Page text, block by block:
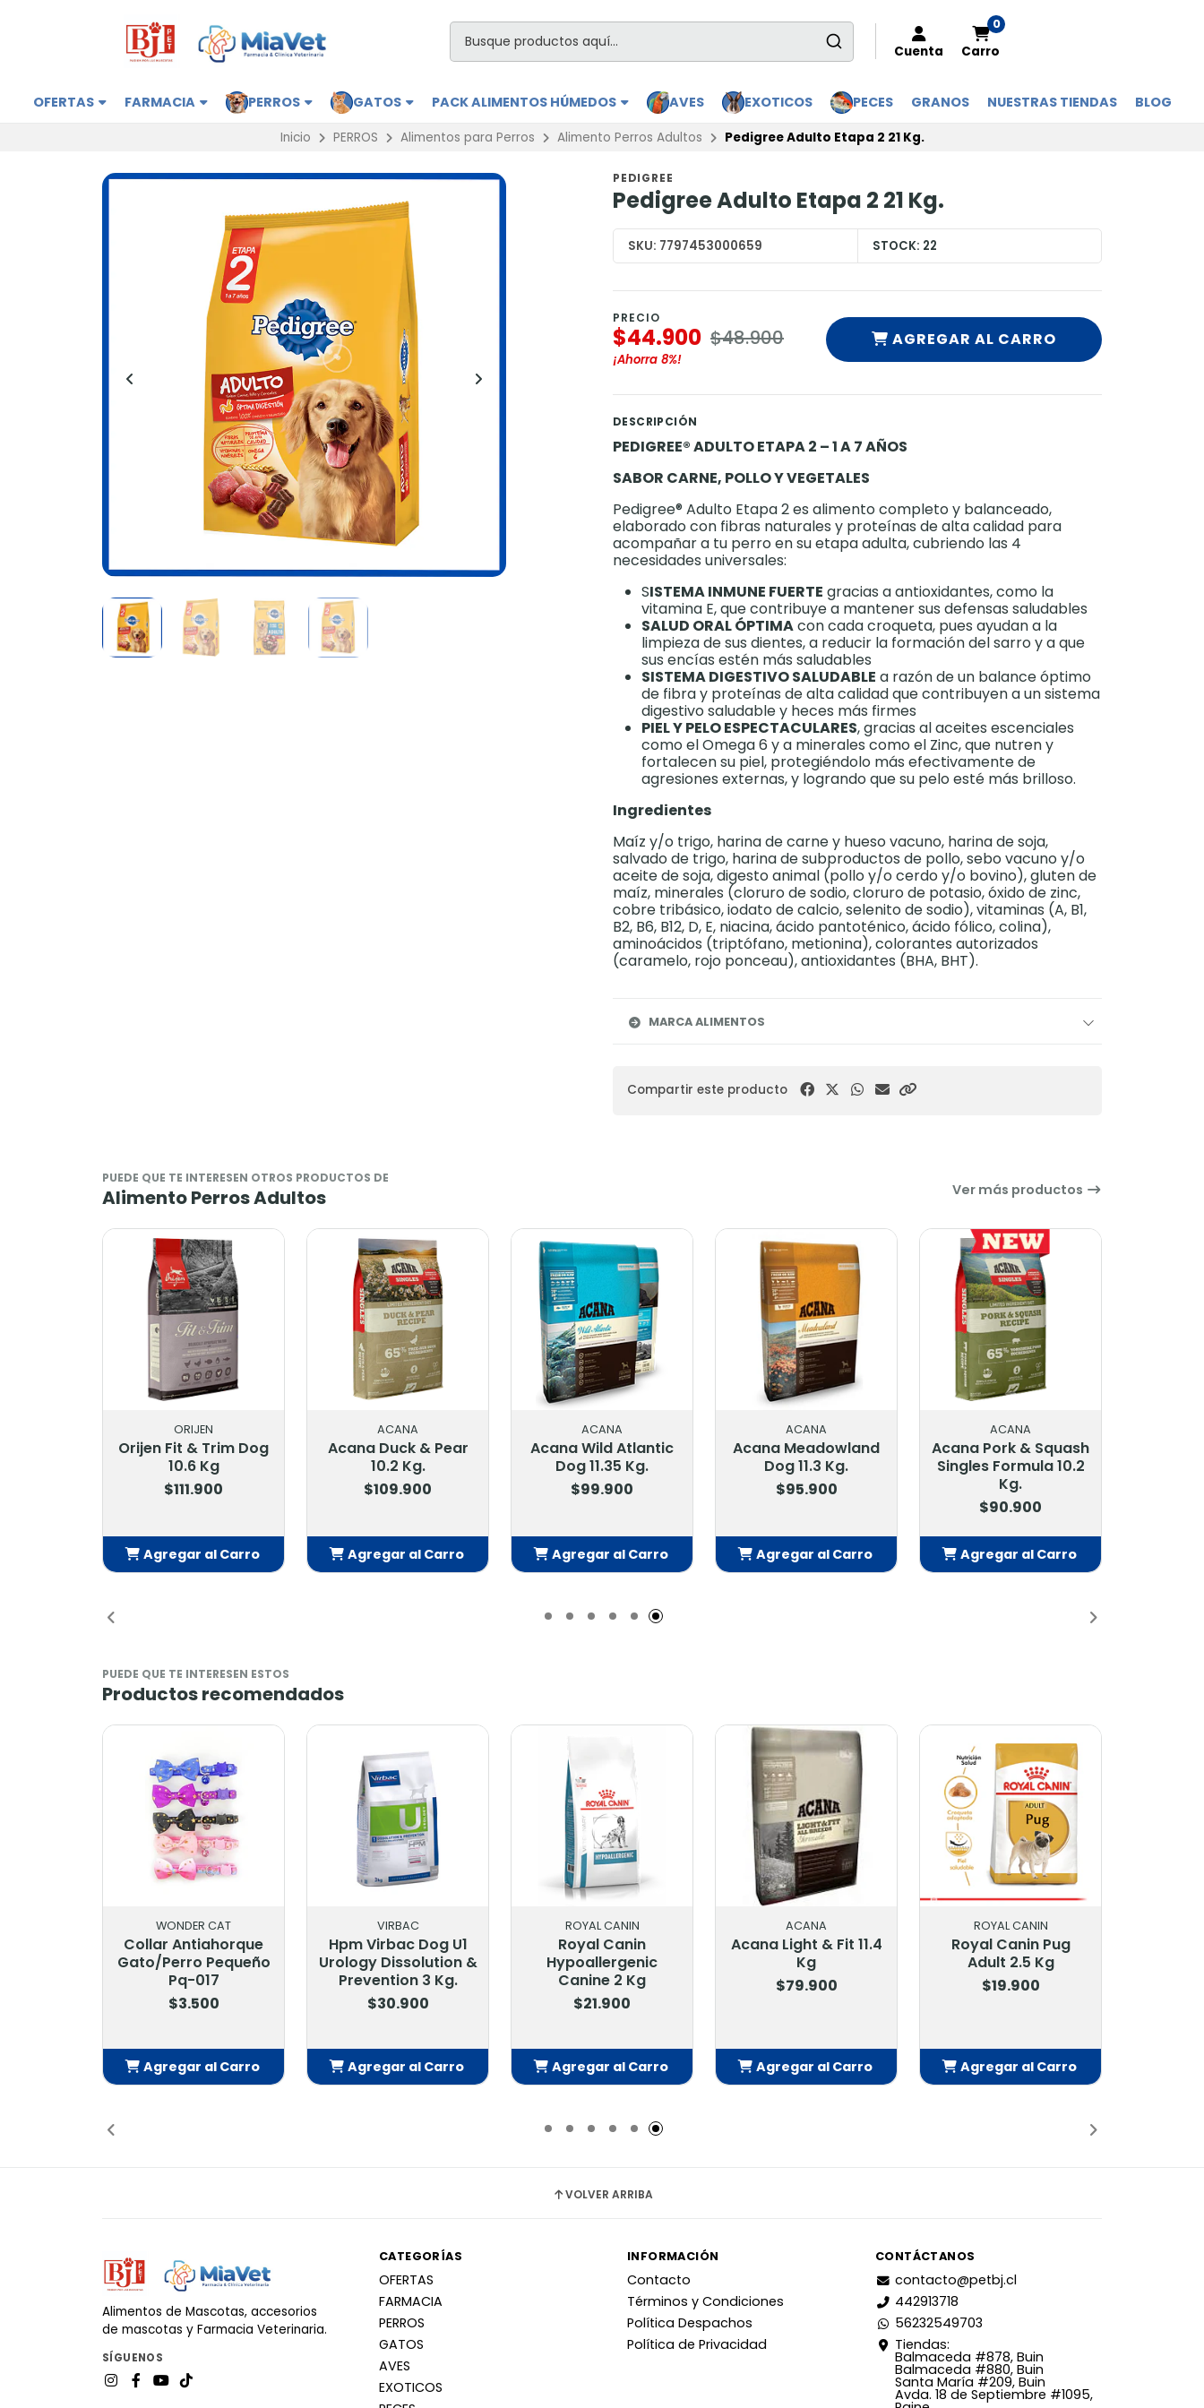
Cuenta
0
Carro
OFERTAS FARMACIA PERROS GATOS PACK ALIMENTOS HÚMEDOS AVES EXOTICOS PECES GRANOS NUESTRAS TIENDAS BLOG
Inicio PERROS Alimentos para Perros Alimento Perros Adultos Pedigree Adulto Etapa 2 21 Kg.
PEDIGREE
Pedigree Adulto Etapa 2 21 Kg.
SKU: 7797453000659 STOCK: 22
PRECIO
$44.900 $48.900
¡Ahorra 8%!
AGREGAR AL CARRO
DESCRIPCIÓN
PEDIGREE® ADULTO ETAPA 2 – 1 A 7 AÑOS
SABOR CARNE, POLLO Y VEGETALES
Pedigree® Adulto Etapa 2 es alimento completo y balanceado,
elaborado con fibras naturales y proteínas de alta calidad para
acompañar a tu perro en su etapa adulta, cubriendo las 4
necesidades universales:
SISTEMA INMUNE FUERTE gracias a antioxidantes, como la
vitamina E, que contribuye a mantener sus defensas saludables
SALUD ORAL ÓPTIMAcon cada croqueta, pues ayudan a la
limpieza de sus dientes, a reducir la formación del sarro y a que
sus encías estén más saludables
SISTEMA DIGESTIVO SALUDABLE a razón de un balance óptimo
de fibra y proteínas de alta calidad que contribuyen a un sistema
digestivo saludable y heces más firmes
PIEL Y PELO ESPECTACULARES, gracias al aceites escenciales
como el Omega 6 y a minerales como el Zinc, que nutren y
fortalecen su piel, protegiéndolo más efectivamente de
agresiones externas, y logrando que su pelo esté más brilloso.
Ingredientes
Maíz y/o trigo, harina de carne y hueso vacuno, harina de soja,
salvado de trigo, harina de subproductos de pollo, sebo vacuno y/o
aceite de soja, digesto animal (pollo y/o cerdo y/o bovino), gluten de
maíz, minerales (cloruro de sodio, cloruro de potasio, óxido de zinc,
cobre tribásico, iodato de calcio, selenito de sodio), vitaminas (A, B1,
B2, B6, B12, D, E, niacina, ácido pantoténico, ácido fólico, colina),
aminoácidos (triptófano, metionina), colorantes autorizados
(caramelo, rojo ponceau), antioxidantes (BHA, BHT).
MARCA ALIMENTOS
Compartir este producto
PUEDE QUE TE INTERESEN OTROS PRODUCTOS DE
Alimento Perros Adultos Ver más productos
ORIJEN
Orijen Fit & Trim Dog
10.6 Kg
$111.900
Agregar al Carro
ACANA
Acana Duck & Pear
10.2 Kg.
$109.900
Agregar al Carro
ACANA
Acana Wild Atlantic
Dog 11.35 Kg.
$99.900
Agregar al Carro
ACANA
Acana Meadowland
Dog 11.3 Kg.
$95.900
Agregar al Carro
ACANA
Acana Pork & Squash
Singles Formula 10.2
Kg.
$90.900
Agregar al Carro
PUEDE QUE TE INTERESEN ESTOS
Productos recomendados
WONDER CAT
Collar Antiahorque
Gato/Perro Pequeño
Pq-017
$3.500
Agregar al Carro
VIRBAC
Hpm Virbac Dog U1
Urology Dissolution &
Prevention 3 Kg.
$30.900
Agregar al Carro
ROYAL CANIN
Royal Canin
Hypoallergenic
Canine 2 Kg
$21.900
Agregar al Carro
ACANA
Acana Light & Fit 11.4
Kg
$79.900
Agregar al Carro
ROYAL CANIN
Royal Canin Pug
Adult 2.5 Kg
$19.900
Agregar al Carro
VOLVER ARRIBA
Alimentos de Mascotas, accesorios
de mascotas y Farmacia Veterinaria.
SÍGUENOS
CATEGORÍAS
OFERTAS
FARMACIA
PERROS
GATOS
AVES
EXOTICOS
INFORMACIÓN
Contacto
Términos y Condiciones
Política Despachos
Política de Privacidad
CONTÁCTANOS
contacto@petbj.cl
442913718
56232549703
Tiendas:
Balmaceda #878, Buin
Balmaceda #880, Buin
Santa María #209, Buin
Avda. 18 de Septiembre #1095,